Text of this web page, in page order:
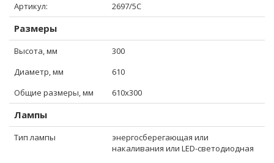
Артикул:
2697/5C
Размеры
Высота, мм
300
Диаметр, мм
610
Общие размеры, мм
610x300
Лампы
Тип лампы
энергосберегающая или
накаливания или LED-светодиодная